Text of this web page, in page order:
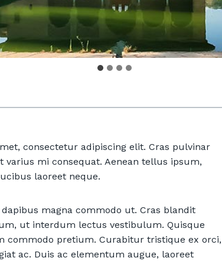
consectetur adipiscing elit. Cras pulvinar
varius mi consequat. Aenean tellus ipsum,
laoreet neque.
magna commodo ut. Cras blandit
ut interdum lectus vestibulum. Quisque
commodo pretium. Curabitur tristique ex orci,
ac. Duis ac elementum augue, laoreet